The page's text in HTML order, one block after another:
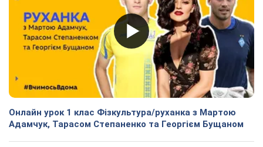
Онлайн урок 1 клас Фізкультура/руханка з Мартою
Адамчук, Тарасом Степаненко та Георгієм Бущаном